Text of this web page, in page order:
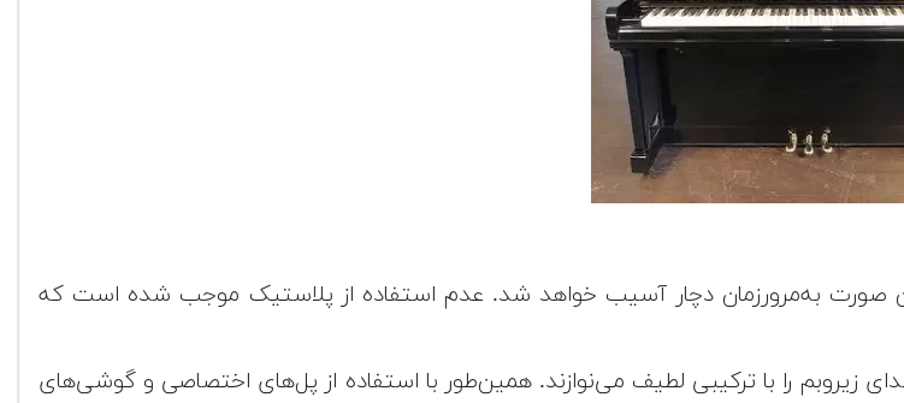
به‌مرورزمان دچار آسیب خواهد شد. عدم استفاده از پلاستیک موجب شده است که
زیروبم را با ترکیبی لطیف می‌نوازند. همین‌طور با استفاده از پل‌های اختصاصی و گوشی‌های